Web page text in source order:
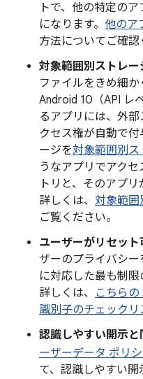
トで、他の特定の
になります。 他のア
方法についてご確認
対象範囲別ストレ
ファイルをきめ細か
Android 10（API レ
るアプリには、外
クセス権が自動で
ージを対象範囲別ス
うなアプリでアク
トリと、そのアプリ
詳しくは、 対象範囲
ご覧ください。
ユーザーがリセッ
ザーのプライバシ
に対応した最も制限
詳しくは、 こちら
識別子のチェックリ
認識しやすい開示
ーザーデータ ポリ
て、認識しやすい